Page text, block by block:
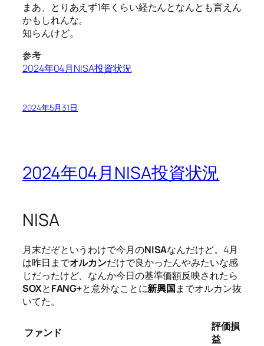
まあ、とりあえず1年くらい経たんとなんとも言えん
かもしれんな。
知らんけど。
参考
2024年04月NISA投資状況
2024年5月31日
2024年04月NISA投資状況
NISA
月末だぞというわけで今月のNISAなんだけど。4月
は昨日までオルカンだけで良かったんやみたいな感
じだったけど、なんか今日の基準価額反映されたら
SOXとFANG+と意外なことに新興国までオルカン抜
いてた。
ファンド
評価損
益